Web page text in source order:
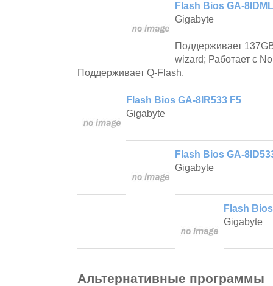
Flash Bios GA-
Gigabyte
Поддерживает
wizard; Работает с
Поддерживает Q-Flash.
Flash Bios GA-8IR533 F5
Gigabyte
Flash Bios GA-
Gigabyte
Flash
Gigabyte
Альтернативные программы